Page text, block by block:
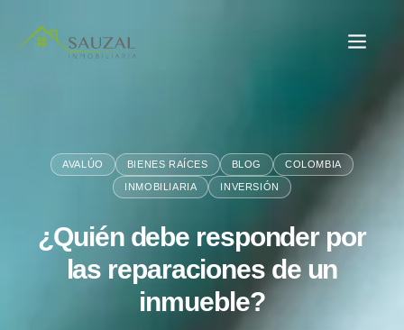
AVALÚO BIENES RAÍCES BLOG COLOMBIA
INMOBILIARIA INVERSIÓN
¿Quién debe responder por
las reparaciones de un
inmueble?